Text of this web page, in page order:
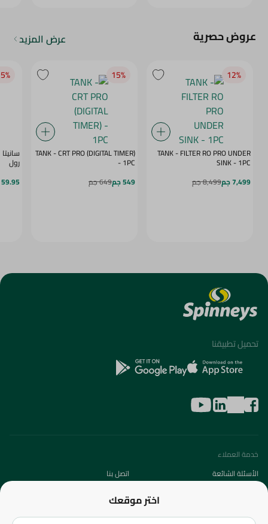
عروض حصرية عرض المزيد
12‎%‎
TANK - FILTER RO PRO UNDER
SINK - 1PC
7,499 جم
8,499 جم
15‎%‎
TANK - CRT PRO (DIGITAL TIMER)
- 1PC
549 جم
649 جم
رول
59.95 جم
اختر موقعك
تحميل تطبيقنا
خدمة العملاء
الأسئلة الشائعة
اتصل بنا
من نحن؟
الفروع